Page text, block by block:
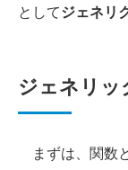
としてジェネリ
ジェネリッ
まずは、関数